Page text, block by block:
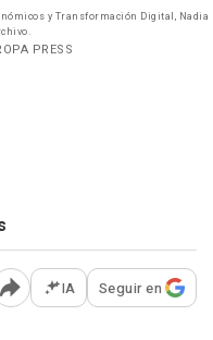
y Transformación Digital, Nadia
PRESS
Abrir opciones para
IA Seguir en